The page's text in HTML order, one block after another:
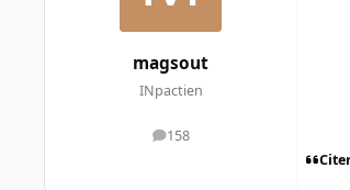
magsout
INpactien
158
messages